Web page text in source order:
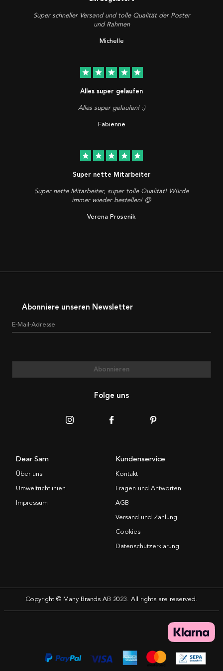
Super schneller Versand und tolle Qualität der Poster
und Rahmen
Michelle
star star star star star
Alles super gelaufen
Alles super gelaufen! :)
Fabienne
star star star star star
Super nette Mitarbeiter
Super nette Mitarbeiter, super tolle Qualität! Würde
immer wieder bestellen! 😍
Verena Prosenik
Abonniere unseren Newsletter
E-Mail-Adresse
Abonnieren
Folge uns
Dear Sam
Über uns
Umweltrichtlinien
Impressum
Kundenservice
Kontakt
Fragen und Antworten
AGB
Versand und Zahlung
Cookies
Datenschutzerklärung
Copyright © Many Brands AB 2023. All rights are reserved.